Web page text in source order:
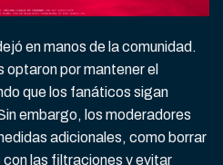
en manos de la comunidad.
optaron por mantener el
que los fanáticos sigan
embargo, los moderadores
adicionales, como borrar
las filtraciones y evitar